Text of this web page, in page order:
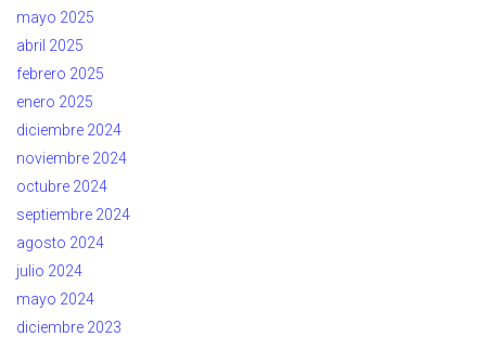
mayo 2025
abril 2025
febrero 2025
enero 2025
diciembre 2024
noviembre 2024
octubre 2024
septiembre 2024
agosto 2024
julio 2024
mayo 2024
diciembre 2023